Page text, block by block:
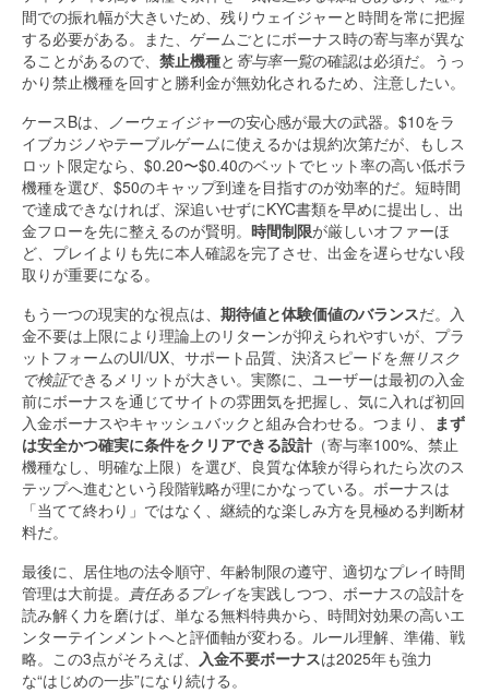
間での振れ幅が大きいため、残りウェイジャーと時間を常に把握
する必要がある。また、ゲームごとにボーナス時の寄与率が異な
ることがあるので、 禁止機種と 寄与率一覧の確認は必須だ。うっ
かり禁止機種を回すと勝利金が無効化されるため、注意したい。
ケースBは、
ノーウェイジャーの安心感が最大の武器。$10をラ
イブカジノやテーブルゲームに使えるかは規約次第だが、もしス
ロット限定なら、$0.20〜$0.40のベットでヒット率の高い低ボラ
機種を選び、$50のキャップ到達を目指すのが効率的だ。短時間
で達成できなければ、深追いせずにKYC書類を早めに提出し、出
金フローを先に整えるのが賢明。 時間制限が厳しいオファーほ
ど、プレイよりも先に本人確認を完了させ、出金を遅らせない段
取りが重要になる。
もう一つの現実的な視点は、 期待値と体験価値のバランスだ。入
金不要は上限により理論上のリターンが抑えられやすいが、プラ
ットフォームのUI/UX、サポート品質、決済スピードを無リスク
で検証できるメリットが大きい。実際に、ユーザーは最初の入金
前にボーナスを通じてサイトの雰囲気を把握し、気に入れば初回
入金ボーナスやキャッシュバックと組み合わせる。つまり、 まず
は安全かつ確実に条件をクリアできる設計 （寄与率100%、禁止
機種なし、明確な上限）を選び、良質な体験が得られたら次のス
テップへ進むという段階戦略が理にかなっている。ボーナスは
「当てて終わり」ではなく、継続的な楽しみ方を見極める判断材
料だ。
最後に、居住地の法令順守、年齢制限の遵守、適切なプレイ時間
管理は大前提。 責任あるプレイを実践しつつ、ボーナスの設計を
読み解く力を磨けば、単なる無料特典から、時間対効果の高いエ
ンターテインメントへと評価軸が変わる。ルール理解、準備、戦
略。この3点がそろえば、 入金不要ボーナスは2025年も強力
な“はじめの一歩”になり続ける。